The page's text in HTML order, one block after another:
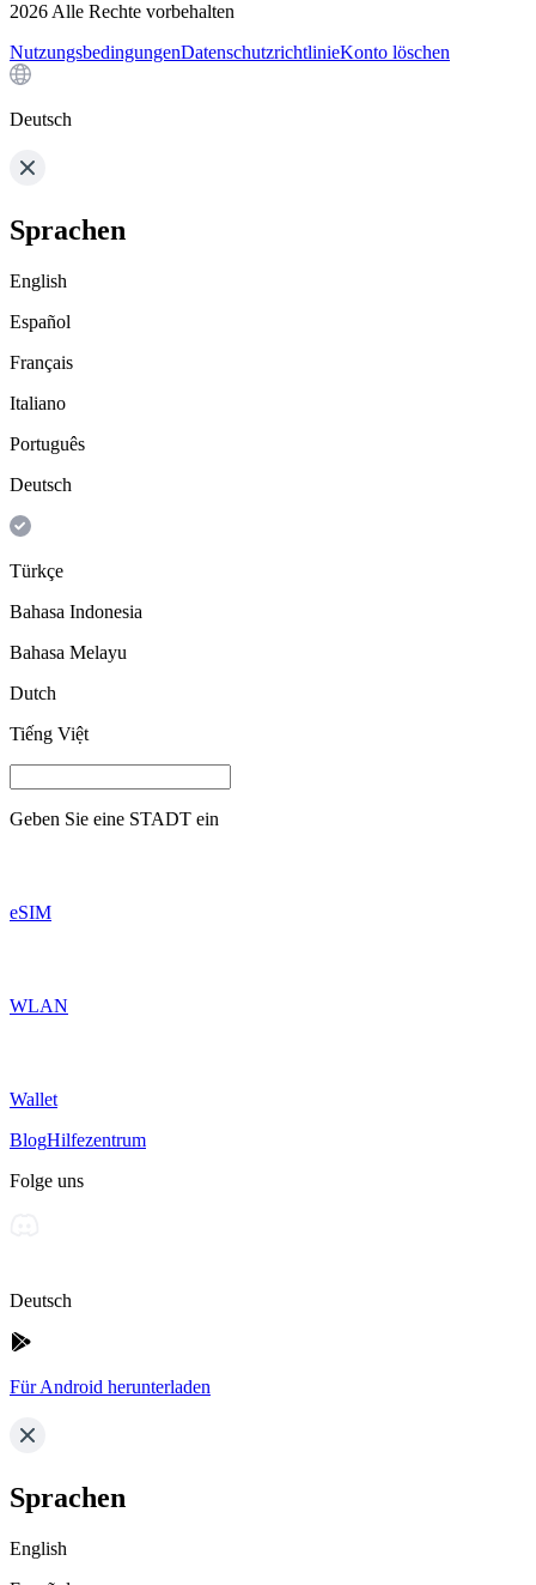
2026 Alle Rechte vorbehalten
NutzungsbedingungenDatenschutzrichtlinieKonto löschen
Deutsch
Sprachen
English
Español
Français
Italiano
Português
Deutsch
Türkçe
Bahasa Indonesia
Bahasa Melayu
Dutch
Tiếng Việt
Geben Sie eine STADT ein
eSIM
WLAN
Wallet
BlogHilfezentrum
Folge uns
Deutsch
Für Android herunterladen
Sprachen
English